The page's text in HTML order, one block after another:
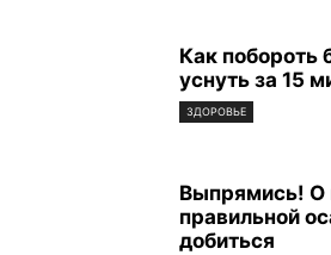
Как побороть
уснуть за 15
ЗДОРОВЬЕ
Выпрямись! О
правильной
добиться